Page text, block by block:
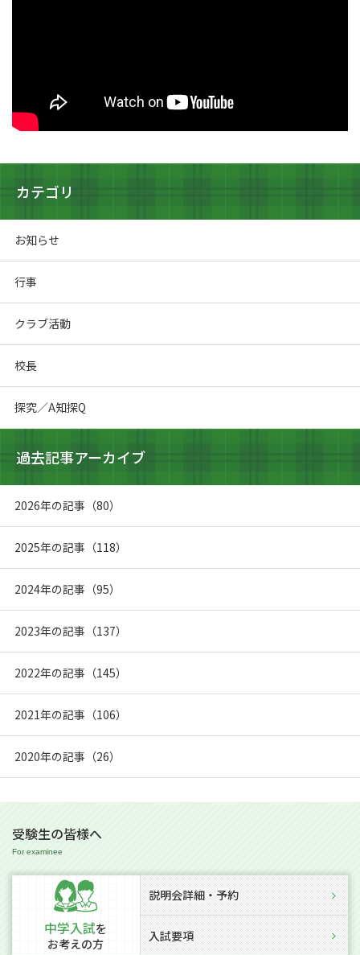
カテゴリ
お知らせ
行事
クラブ活動
校長
探究／A知探Q
過去記事アーカイブ
2026年の記事（80）
2025年の記事（118）
2024年の記事（95）
2023年の記事（137）
2022年の記事（145）
2021年の記事（106）
2020年の記事（26）
受験生の皆様へ
中学入試を
お考えの方
説明会詳細・予約
入試要項